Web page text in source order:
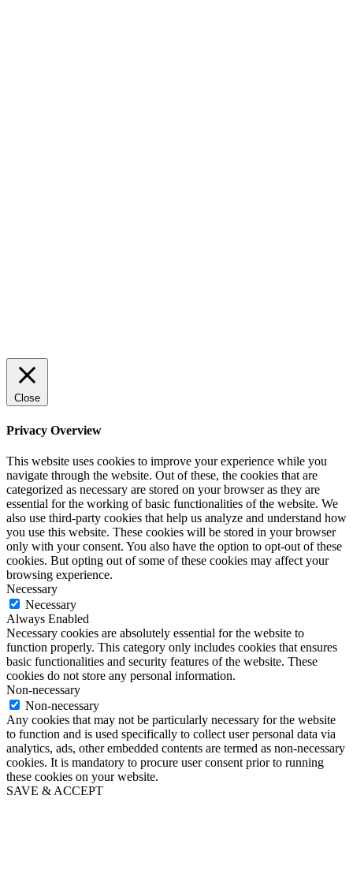
Close
Privacy Overview
This website uses cookies to improve your experience while you
navigate through the website. Out of these, the cookies that are
categorized as necessary are stored on your browser as they are
essential for the working of basic functionalities of the website. We
also use third-party cookies that help us analyze and understand how
you use this website. These cookies will be stored in your browser
only with your consent. You also have the option to opt-out of these
cookies. But opting out of some of these cookies may affect your
browsing experience.
Necessary
Necessary
Always Enabled
Necessary cookies are absolutely essential for the website to
function properly. This category only includes cookies that ensures
basic functionalities and security features of the website. These
cookies do not store any personal information.
Non-necessary
Non-necessary
Any cookies that may not be particularly necessary for the website
to function and is used specifically to collect user personal data via
analytics, ads, other embedded contents are termed as non-necessary
cookies. It is mandatory to procure user consent prior to running
these cookies on your website.
SAVE & ACCEPT